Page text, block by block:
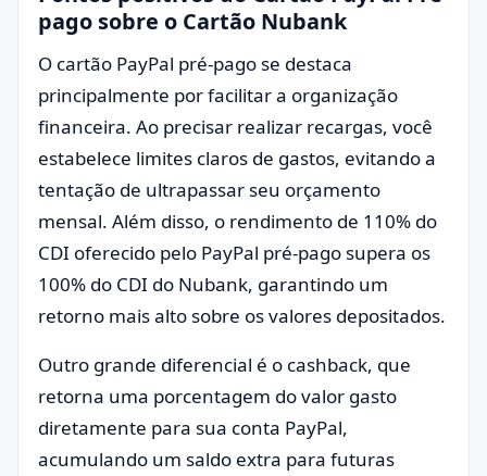
pago sobre o Cartão Nubank
O cartão PayPal pré-pago se destaca
principalmente por facilitar a organização
financeira. Ao precisar realizar recargas, você
estabelece limites claros de gastos, evitando a
tentação de ultrapassar seu orçamento
mensal. Além disso, o rendimento de 110% do
CDI oferecido pelo PayPal pré-pago supera os
100% do CDI do Nubank, garantindo um
retorno mais alto sobre os valores depositados.
Outro grande diferencial é o cashback, que
retorna uma porcentagem do valor gasto
diretamente para sua conta PayPal,
acumulando um saldo extra para futuras